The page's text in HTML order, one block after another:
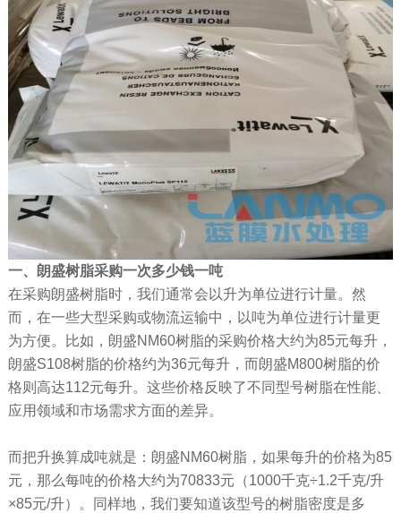
一、朗盛树脂采购一次多少钱一吨
在采购朗盛树脂时，我们通常会以升为单位进行计量。然
而，在一些大型采购或物流运输中，以吨为单位进行计量更
为方便。比如，朗盛NM60树脂的采购价格大约为85元每升，
朗盛S108树脂的价格约为36元每升，而朗盛M800树脂的价
格则高达112元每升。这些价格反映了不同型号树脂在性能、
应用领域和市场需求方面的差异。
而把升换算成吨就是：朗盛NM60树脂，如果每升的价格为85
元，那么每吨的价格大约为70833元（1000千克÷1.2千克/升
×85元/升）。同样地，我们要知道该型号的树脂密度是多